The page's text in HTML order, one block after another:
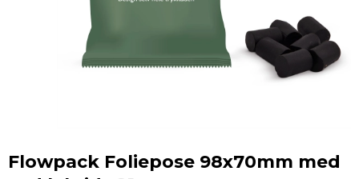
Flowpack Foliepose 98x70mm med